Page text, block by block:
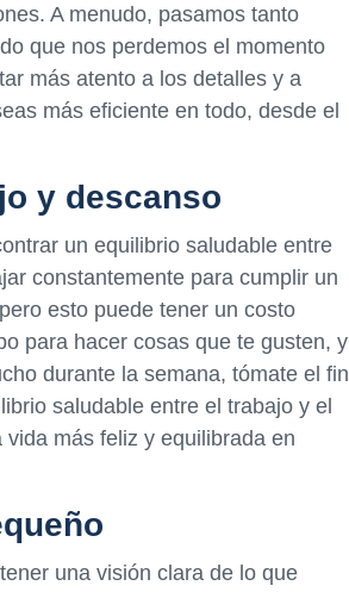
A menudo, pasamos tanto
que nos perdemos el momento
más atento a los detalles y a
más eficiente en todo, desde el
y descanso
un equilibrio saludable entre
constantemente para cumplir un
esto puede tener un costo
para hacer cosas que te gusten, y
durante la semana, tómate el fin
saludable entre el trabajo y el
más feliz y equilibrada en
una visión clara de lo que